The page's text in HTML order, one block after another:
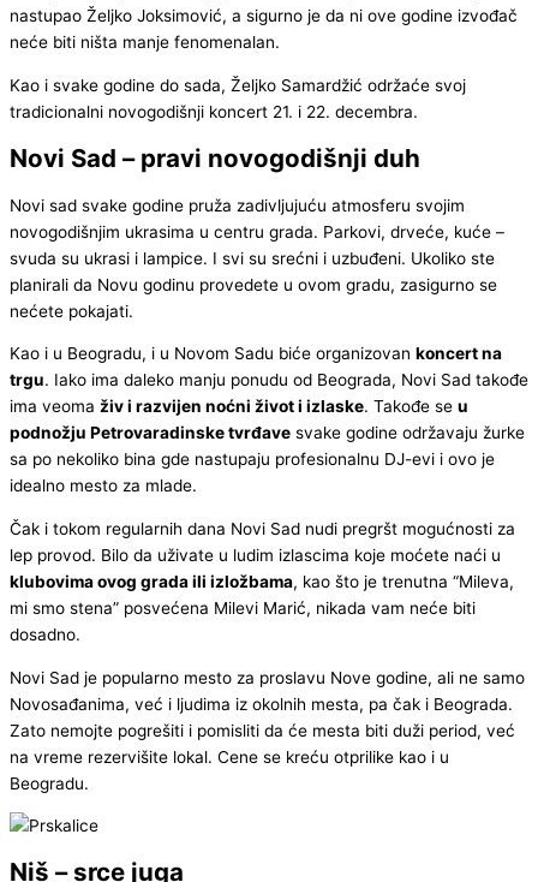
nastupao Željko Joksimović, a sigurno je da ni ove godine izvođač
neće biti ništa manje fenomenalan.
Kao i svake godine do sada, Željko Samardžić održaće svoj
tradicionalni novogodišnji koncert 21. i 22. decembra.
Novi Sad – pravi novogodišnji duh
Novi sad svake godine pruža zadivljujuću atmosferu svojim
novogodišnjim ukrasima u centru grada. Parkovi, drveće, kuće –
svuda su ukrasi i lampice. I svi su srećni i uzbuđeni. Ukoliko ste
planirali da Novu godinu provedete u ovom gradu, zasigurno se
nećete pokajati.
Kao i u Beogradu, i u Novom Sadu biće organizovan koncert na
trgu. Iako ima daleko manju ponudu od Beograda, Novi Sad takođe
ima veoma živ i razvijen noćni život i izlaske. Takođe se u
podnožju Petrovaradinske tvrđave svake godine održavaju žurke
sa po nekoliko bina gde nastupaju profesionalnu DJ-evi i ovo je
idealno mesto za mlade.
Čak i tokom regularnih dana Novi Sad nudi pregršt mogućnosti za
lep provod. Bilo da uživate u ludim izlascima koje moćete naći u
klubovima ovog grada ili izložbama, kao što je trenutna “Mileva,
mi smo stena” posvećena Milevi Marić, nikada vam neće biti
dosadno.
Novi Sad je popularno mesto za proslavu Nove godine, ali ne samo
Novosađanima, već i ljudima iz okolnih mesta, pa čak i Beograda.
Zato nemojte pogrešiti i pomisliti da će mesta biti duži period, već
na vreme rezervišite lokal. Cene se kreću otprilike kao i u
Beogradu.
Niš – srce juga